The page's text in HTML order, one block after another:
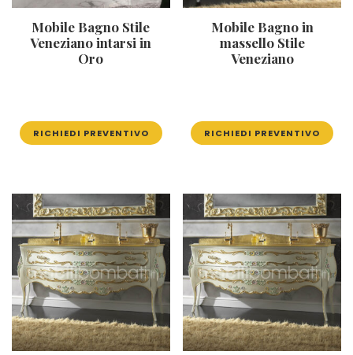
Mobile Bagno Stile
Veneziano intarsi in
Oro
RICHIEDI PREVENTIVO
Mobile Bagno in
massello Stile
Veneziano
RICHIEDI PREVENTIVO